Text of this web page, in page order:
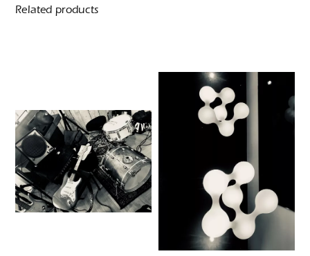
Related products